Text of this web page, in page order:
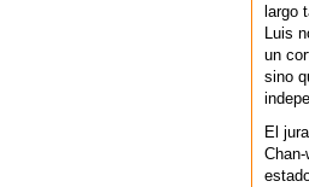
largo
Luis
un
sino
El